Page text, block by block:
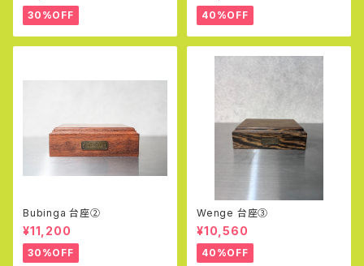
30%OFF 40%OFF
Bubinga 台座②
¥11,200
30%OFF
Wenge 台座③
¥10,560
40%OFF